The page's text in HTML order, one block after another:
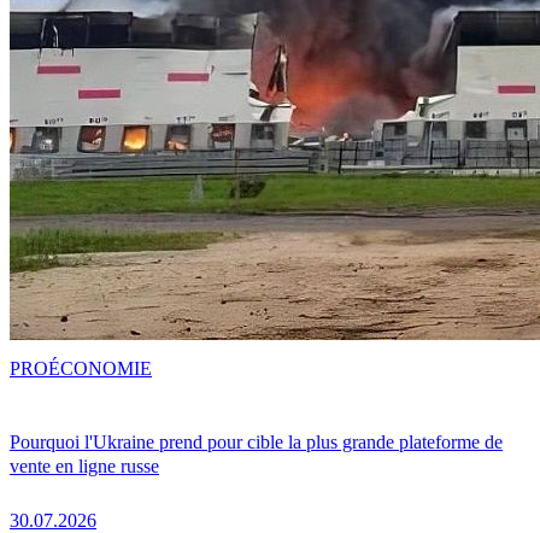
Pourquoi l'Ukraine prend pour cible la plus grande plateforme de
vente en ligne russe
30.07.2026
PROÉCONOMIE